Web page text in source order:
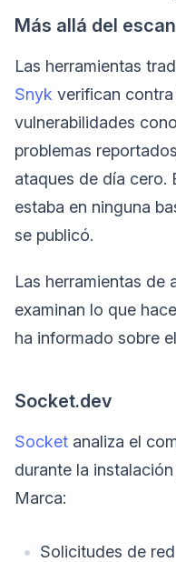
Más allá del
Las herramientas
Snyk verifican
vulnerabilidades
problemas
ataques de día cero.
estaba en ninguna
se publicó.
Las herramientas de
examinan lo que
ha informado sobre
Socket.dev
Socket analiza el
durante la
Marca:
Solicitudes de